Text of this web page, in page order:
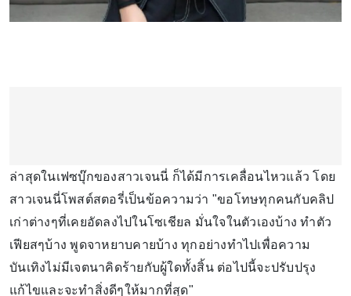
ล่าสุดในเฟซบุ๊กของสาวเจนนี่ ก็ได้มีการเคลื่อนไหวแล้ว โดย
สาวเจนนี่โพสต์สตอรี่เป็นข้อความว่า "ขอโทษทุกคนกับคลิป
เก่าต่างๆที่เคยอัดลงไปในโซเชียล มั่นใจในตัวเองบ้าง ทำตัว
เฟียสๆบ้าง พูดจาหยาบคายบ้าง ทุกอย่างทำไปเพื่อความ
บันเทิงไม่มีเจตนาคิดร้ายกับผู้ใดทั้งสิ้น ต่อไปนี้จะปรับปรุง
แก้ไขและจะทำสิ่งดีๆให้มากที่สุด"